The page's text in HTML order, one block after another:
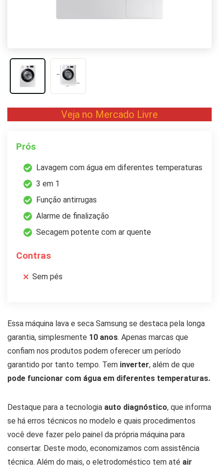
Veja no Mercado Livre
Prós
Lavagem com água em diferentes temperaturas
3 em 1
Função antirrugas
Alarme de finalização
Secagem potente com ar quente
Contras
Sem pés
Essa máquina lava e seca Samsung se destaca pela longa
garantia, simplesmente 10 anos. Apenas marcas que
confiam nos produtos podem oferecer um período
garantido por tanto tempo. Tem inverter, além de que
pode funcionar com água em diferentes temperaturas.
Destaque para a tecnologia auto diagnóstico, que informa
se há erros técnicos no modelo e quais procedimentos
você deve fazer pelo painel da própria máquina para
consertar. Deste modo, economizamos com assistência
técnica. Além do mais, o eletrodoméstico tem até air